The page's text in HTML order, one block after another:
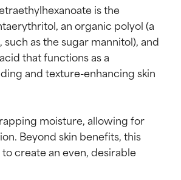
is the
an organic polyol (a
as the sugar mannitol), and
that functions as a
and texture-enhancing skin
moisture, allowing for
Beyond skin benefits, this
create an even, desirable